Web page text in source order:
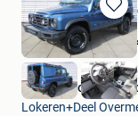
Bewaren
in
Mijn
Hedin Automotive
Lokeren+Deel